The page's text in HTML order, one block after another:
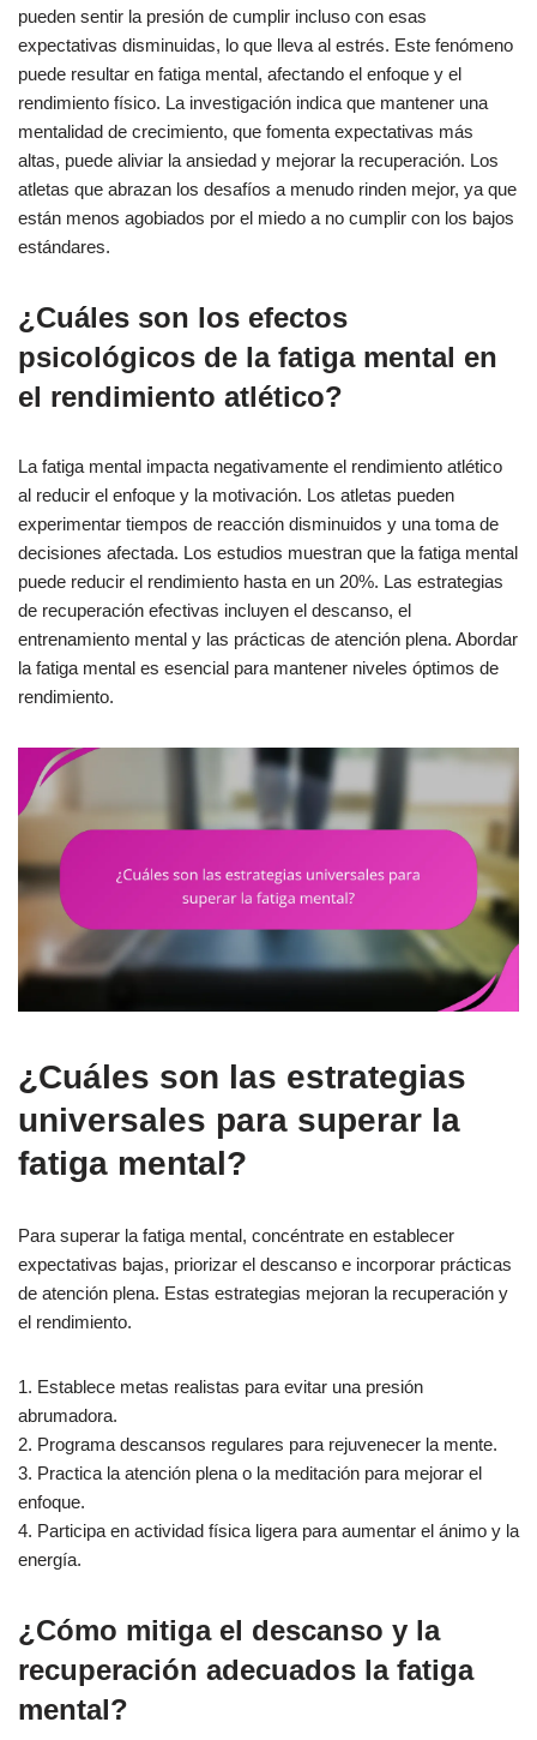
pueden sentir la presión de cumplir incluso con esas
expectativas disminuidas, lo que lleva al estrés. Este fenómeno
puede resultar en fatiga mental, afectando el enfoque y el
rendimiento físico. La investigación indica que mantener una
mentalidad de crecimiento, que fomenta expectativas más
altas, puede aliviar la ansiedad y mejorar la recuperación. Los
atletas que abrazan los desafíos a menudo rinden mejor, ya que
están menos agobiados por el miedo a no cumplir con los bajos
estándares.
¿Cuáles son los efectos
psicológicos de la fatiga mental en
el rendimiento atlético?
La fatiga mental impacta negativamente el rendimiento atlético
al reducir el enfoque y la motivación. Los atletas pueden
experimentar tiempos de reacción disminuidos y una toma de
decisiones afectada. Los estudios muestran que la fatiga mental
puede reducir el rendimiento hasta en un 20%. Las estrategias
de recuperación efectivas incluyen el descanso, el
entrenamiento mental y las prácticas de atención plena. Abordar
la fatiga mental es esencial para mantener niveles óptimos de
rendimiento.
¿Cuáles son las estrategias
universales para superar la
fatiga mental?
Para superar la fatiga mental, concéntrate en establecer
expectativas bajas, priorizar el descanso e incorporar prácticas
de atención plena. Estas estrategias mejoran la recuperación y
el rendimiento.
1. Establece metas realistas para evitar una presión
abrumadora.
2. Programa descansos regulares para rejuvenecer la mente.
3. Practica la atención plena o la meditación para mejorar el
enfoque.
4. Participa en actividad física ligera para aumentar el ánimo y la
energía.
¿Cómo mitiga el descanso y la
recuperación adecuados la fatiga
mental?